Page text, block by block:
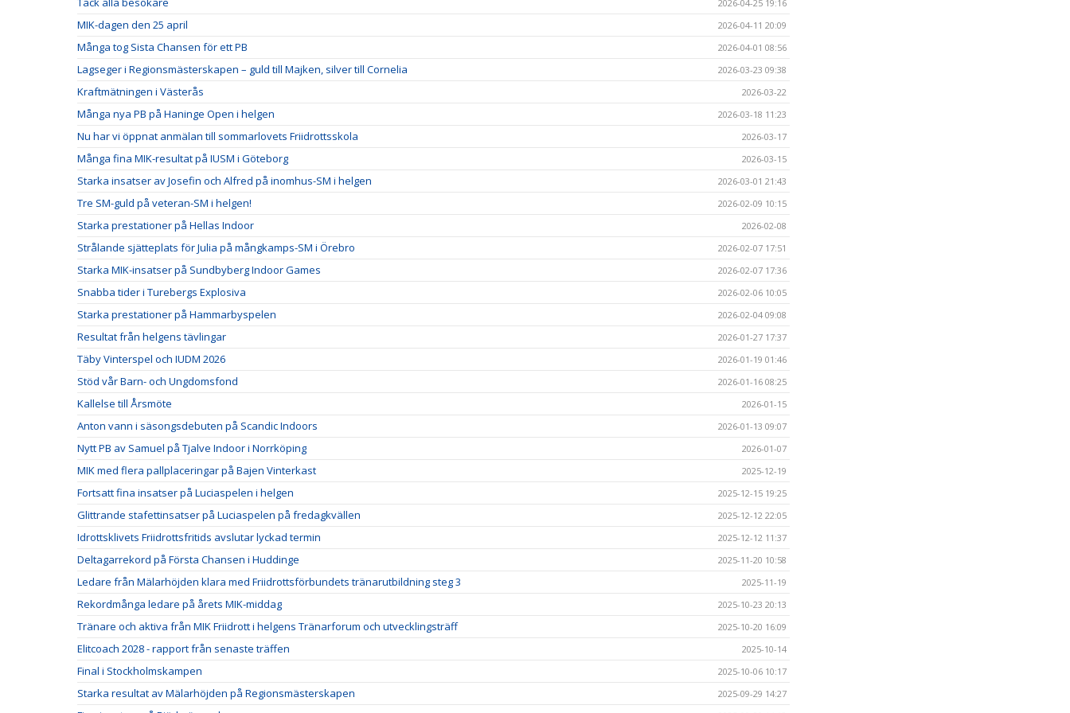
2026-04-25 19:16
MIK-dagen den 25 april 2026-04-11 20:09
Många tog Sista Chansen för ett PB 2026-04-01 08:56
Lagseger i Regionsmästerskapen – guld till Majken, silver till Cornelia 2026-03-23 09:38
Kraftmätningen i Västerås 2026-03-22
Många nya PB på Haninge Open i helgen 2026-03-18 11:23
Nu har vi öppnat anmälan till sommarlovets Friidrottsskola 2026-03-17
Många fina MIK-resultat på IUSM i Göteborg 2026-03-15
Starka insatser av Josefin och Alfred på inomhus-SM i helgen 2026-03-01 21:43
Tre SM-guld på veteran-SM i helgen! 2026-02-09 10:15
Starka prestationer på Hellas Indoor 2026-02-08
Strålande sjätteplats för Julia på mångkamps-SM i Örebro 2026-02-07 17:51
Starka MIK-insatser på Sundbyberg Indoor Games 2026-02-07 17:36
Snabba tider i Turebergs Explosiva 2026-02-06 10:05
Starka prestationer på Hammarbyspelen 2026-02-04 09:08
Resultat från helgens tävlingar 2026-01-27 17:37
Täby Vinterspel och IUDM 2026 2026-01-19 01:46
Stöd vår Barn- och Ungdomsfond 2026-01-16 08:25
Kallelse till Årsmöte 2026-01-15
Anton vann i säsongsdebuten på Scandic Indoors 2026-01-13 09:07
Nytt PB av Samuel på Tjalve Indoor i Norrköping 2026-01-07
MIK med flera pallplaceringar på Bajen Vinterkast 2025-12-19
Fortsatt fina insatser på Luciaspelen i helgen 2025-12-15 19:25
Glittrande stafettinsatser på Luciaspelen på fredagkvällen 2025-12-12 22:05
Idrottsklivets Friidrottsfritids avslutar lyckad termin 2025-12-12 11:37
Deltagarrekord på Första Chansen i Huddinge 2025-11-20 10:58
Ledare från Mälarhöjden klara med Friidrottsförbundets tränarutbildning steg 3 2025-11-19
Rekordmånga ledare på årets MIK-middag 2025-10-23 20:13
Tränare och aktiva från MIK Friidrott i helgens Tränarforum och utvecklingsträff 2025-10-20 16:09
Elitcoach 2028 - rapport från senaste träffen 2025-10-14
Final i Stockholmskampen 2025-10-06 10:17
Starka resultat av Mälarhöjden på Regionsmästerskapen 2025-09-29 14:27